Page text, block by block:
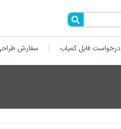
درخواست فایل کمیاب سفارش